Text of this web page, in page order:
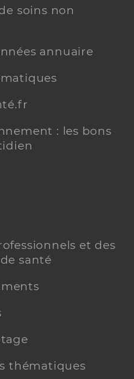
soins non
annuaire
: les bons
et des
santé
thématiques